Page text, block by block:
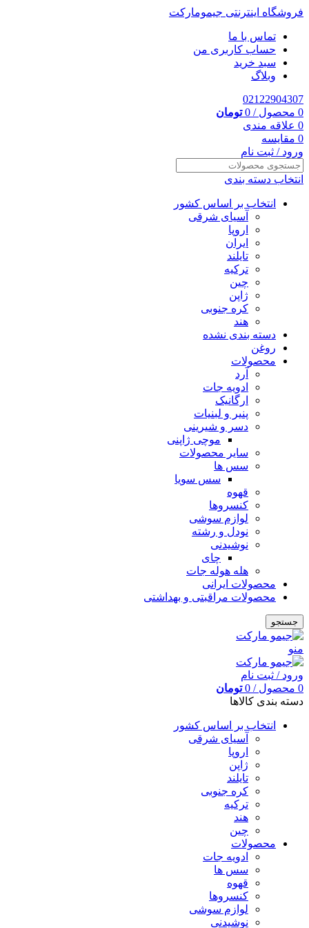
فروشگاه اینترنتی جیمومارکت
تماس با ما
حساب کاربری من
سبد خرید
وبلاگ
02122904307
0 محصول /
0 تومان
0 علاقه مندی
0 مقایسه
ورود / ثبت نام
انتخاب دسته بندی
انتخاب بر اساس کشور
آسیای شرقی
اروپا
ایران
تایلند
ترکیه
چین
ژاپن
کره جنوبی
هند
دسته بندی نشده
روغن
محصولات
آرد
ادویه جات
ارگانیک
پنیر و لبنیات
دسر و شیرینی
موچی ژاپنی
سایر محصولات
سس ها
سس سویا
قهوه
کنسروها
لوازم سوشی
نودل و رشته
نوشیدنی
چای
هله هوله جات
محصولات ایرانی
محصولات مراقبتی و بهداشتی
جستجو
منو
ورود / ثبت نام
0 محصول /
0 تومان
دسته بندی کالاها
انتخاب بر اساس کشور
آسیای شرقی
اروپا
ژاپن
تایلند
کره جنوبی
ترکیه
هند
چین
محصولات
ادویه جات
سس ها
قهوه
کنسروها
لوازم سوشی
نوشیدنی